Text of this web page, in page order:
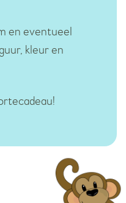
en eventueel
kleur en